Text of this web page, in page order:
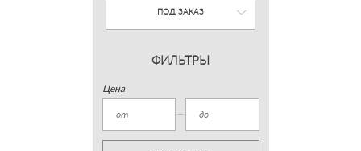
ПОД ЗАКАЗ
ФИЛЬТРЫ
Цена